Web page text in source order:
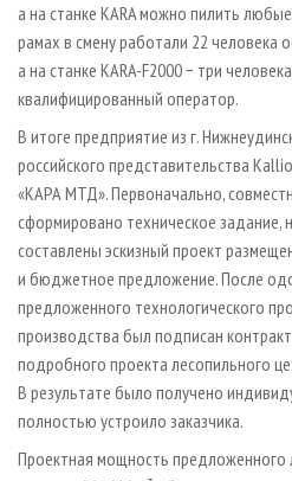
а на станке KARA можно пилить
рамах в смену работали 22 человека
а на станке KARA-F2000 − три
квалифицированный оператор.
В итоге предприятие из г.
российского представительства
«КАРА МТД». Первоначально,
сформировано техническое задание,
составлены эскизный проект
и бюджетное предложение. После
предложенного технологического
производства был подписан
подробного проекта лесопильного
В результате было получено
полностью устроило заказчика.
Проектная мощность предложенного